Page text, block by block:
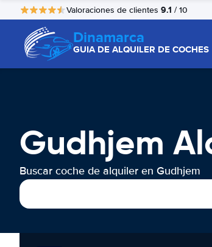
Valoraciones de clientes 9.1 / 10
Dinamarca
GUIA DE ALQUILER DE COCHES
Gudhjem
Buscar coche de alquiler en Gudhjem